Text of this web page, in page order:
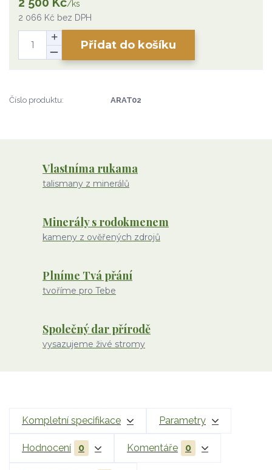
/ks
2 066 Kč bez DPH
Přidat do košíku
Číslo produktu: ARAT02
Vlastníma rukama
talismany z minerálů
Minerály s rodokmenem
kameny z ověřených zdrojů
Plníme Tvá přání
tvoříme pro Tebe
Společný dar přírodě
vysazujeme živé stromy
Kompletní specifikace Parametry
Hodnocení 0 Komentáře 0